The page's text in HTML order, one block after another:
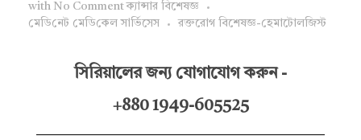
with No Comment ক্যান্সার বিশেষজ্ঞ
মে‌ডি‌নেট মে‌ডি‌কেল সা‌র্ভিসেস
রক্তরোগ বিশেষজ্ঞ-হেমাটোলজিস্ট
সিরিয়ালের জন্য যোগাযোগ করুন -
+880 1949-605525